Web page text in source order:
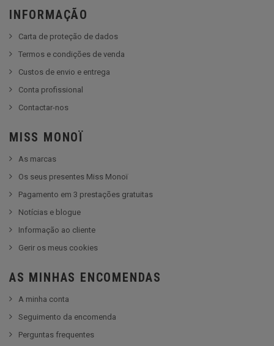
INFORMAÇÃO
Carta de proteção de dados
Termos e condições de venda
Custos de envio e entrega
Conta profissional
Contactar-nos
MISS MONOÏ
As marcas
Os seus presentes Miss Monoï
Pagamento em 3 prestações gratuitas
Notícias e blogue
Informação ao cliente
Gerir os meus cookies
AS MINHAS ENCOMENDAS
A minha conta
Seguimento da encomenda
Perguntas frequentes